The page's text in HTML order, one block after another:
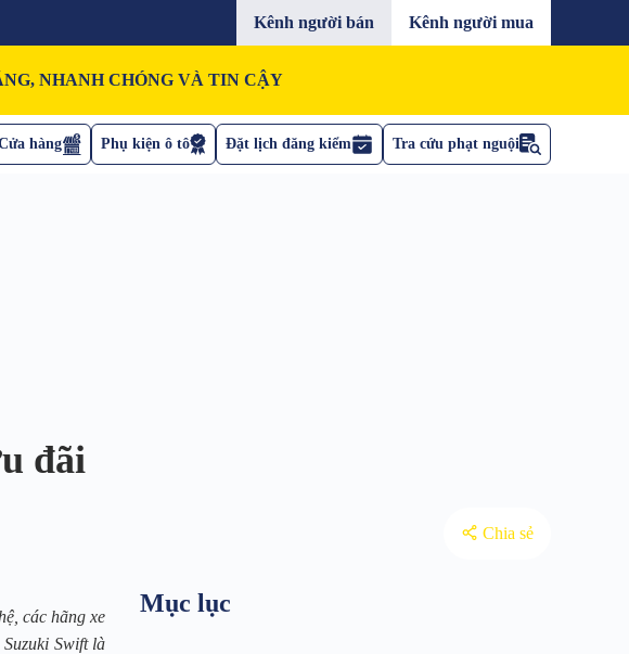
Kênh người bán Kênh người mua
NHANH CHÓNG VÀ TIN CẬY
hàng Phụ kiện ô tô Đặt lịch đăng kiểm Tra cứu phạt nguội
đãi
Chia sẻ
các hãng xe
Swift là
Mục lục